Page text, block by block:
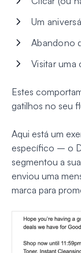
Um
Abandono
Visitar uma
Estes
gatilhos no seu
Aqui está um
específico – o
segmentou a
enviou uma
marca para